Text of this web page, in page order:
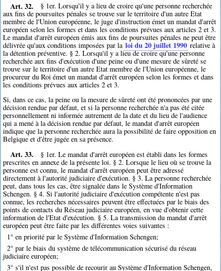
Art. 32.
§ 1er. Lorsqu'il y a lieu de croire qu'une personne recherchée
aux fins de poursuites pénales se trouve sur le territoire d'un autre Etat
membre de l'Union européenne, le juge d'instruction émet un mandat d'arrêt
européen selon les formes et dans les conditions prévues aux articles 2 et 3.
Le mandat d'arrêt européen émis aux fins de poursuites pénales ne peut être
délivrée qu'aux conditions imposées par la loi du 20 juillet 1990 relative à
la détention préventive. § 2. Lorsqu'il y a lieu de croire qu'une personne
recherchée aux fins d'exécution d'une peine ou d'une mesure de sûreté se
trouve sur le territoire d'un autre Etat membre de l'Union européenne, le
procureur du Roi émet un mandat d'arrêt européen selon les formes et dans
les conditions prévues aux articles 2 et 3.
Si, dans ce cas, la peine ou la mesure de sûreté ont été prononcées par une
décision rendue par défaut, et si la personne recherchée n'a pas été citée
personnellement ni informée autrement de la date et du lieu de l'audience
qui a mené à la décision rendue par défaut, le mandat d'arrêt européen
indique que la personne recherchée aura la possibilité de faire opposition en
Belgique et d'être jugée en sa présence.
Art. 33.
§ 1er. Le mandat d'arrêt européen est établi dans les formes
prescrites en annexe de la présente loi. § 2. Lorsque le lieu où se trouve la
personne est connu, le mandat d'arrêt européen peut être adressé
directement à l'autorité judiciaire d'exécution. § 3. La personne recherchée
peut, dans tous les cas, être signalée dans le Système d'Information
Schengen. § 4. Si l'autorité judiciaire d'exécution compétente n'est pas
connue, les recherches nécessaires peuvent être effectuées par le biais des
points de contacts du Réseau judiciaire européen, en vue d'obtenir cette
information de l'Etat d'exécution. § 5. La transmission du mandat d'arrêt
européen peut être faite par les différentes voies suivantes :
1° en priorité par le Système d'Information Schengen;
2° par le biais du système de télécommunication sécurisé du réseau
judiciaire européen;
3° s'il n'est pas possible de recourir au Système d'Information Schengen,